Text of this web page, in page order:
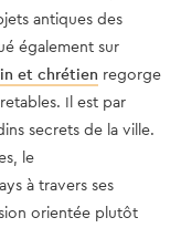
antiques des
également sur
et chrétien regorge
Il est par
secrets de la ville.
le
à travers ses
orientée plutôt